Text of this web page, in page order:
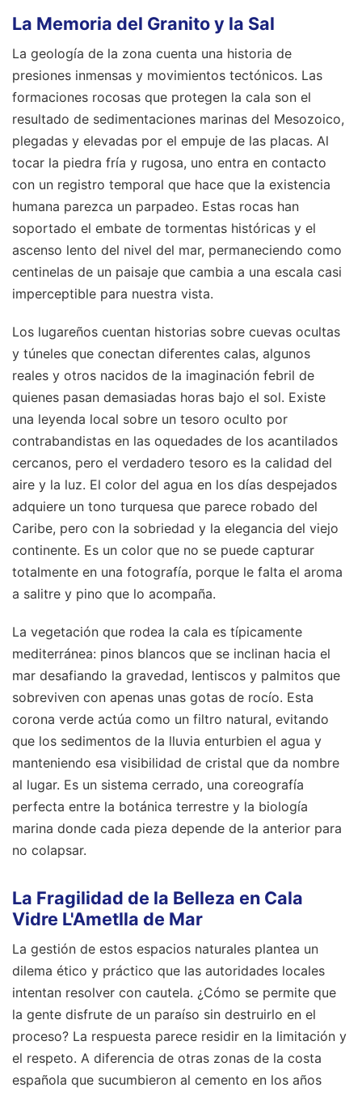
La Memoria del Granito y la Sal
La geología de la zona cuenta una historia de
presiones inmensas y movimientos tectónicos. Las
formaciones rocosas que protegen la cala son el
resultado de sedimentaciones marinas del Mesozoico,
plegadas y elevadas por el empuje de las placas. Al
tocar la piedra fría y rugosa, uno entra en contacto
con un registro temporal que hace que la existencia
humana parezca un parpadeo. Estas rocas han
soportado el embate de tormentas históricas y el
ascenso lento del nivel del mar, permaneciendo como
centinelas de un paisaje que cambia a una escala casi
imperceptible para nuestra vista.
Los lugareños cuentan historias sobre cuevas ocultas
y túneles que conectan diferentes calas, algunos
reales y otros nacidos de la imaginación febril de
quienes pasan demasiadas horas bajo el sol. Existe
una leyenda local sobre un tesoro oculto por
contrabandistas en las oquedades de los acantilados
cercanos, pero el verdadero tesoro es la calidad del
aire y la luz. El color del agua en los días despejados
adquiere un tono turquesa que parece robado del
Caribe, pero con la sobriedad y la elegancia del viejo
continente. Es un color que no se puede capturar
totalmente en una fotografía, porque le falta el aroma
a salitre y pino que lo acompaña.
La vegetación que rodea la cala es típicamente
mediterránea: pinos blancos que se inclinan hacia el
mar desafiando la gravedad, lentiscos y palmitos que
sobreviven con apenas unas gotas de rocío. Esta
corona verde actúa como un filtro natural, evitando
que los sedimentos de la lluvia enturbien el agua y
manteniendo esa visibilidad de cristal que da nombre
al lugar. Es un sistema cerrado, una coreografía
perfecta entre la botánica terrestre y la biología
marina donde cada pieza depende de la anterior para
no colapsar.
La Fragilidad de la Belleza en Cala
Vidre L'Ametlla de Mar
La gestión de estos espacios naturales plantea un
dilema ético y práctico que las autoridades locales
intentan resolver con cautela. ¿Cómo se permite que
la gente disfrute de un paraíso sin destruirlo en el
proceso? La respuesta parece residir en la limitación y
el respeto. A diferencia de otras zonas de la costa
española que sucumbieron al cemento en los años